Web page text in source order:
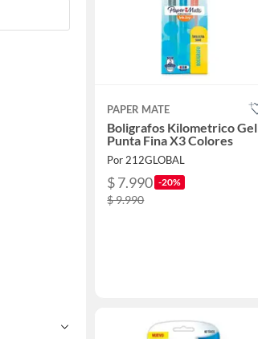
PAPER MATE
Boligrafos Kilometrico Gel
Punta Fina X3 Colores
Por 212GLOBAL
$ 7.990 -20%
$ 9.990